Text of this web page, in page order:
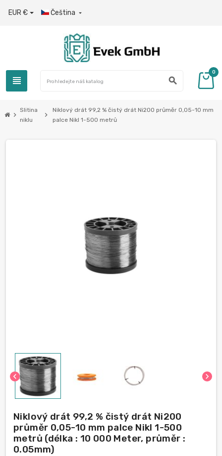
EUR € Čeština 
view_headline search
0
chevron_right
Slitina
niklu
chevron_right
Niklový drát 99,2 % čistý drát Ni200 průměr 0,05-10 mm
palce Nikl 1-500 metrů
chevron_left chevron_right
Niklový drát 99,2 % čistý drát Ni200
průměr 0,05-10 mm palce Nikl 1-500
metrů (délka : 10 000 Meter, průměr :
0.05mm)